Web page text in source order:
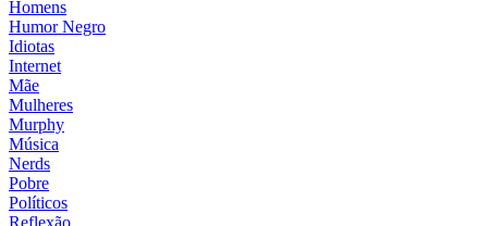
Homens
Humor Negro
Idiotas
Internet
Mãe
Mulheres
Murphy
Música
Nerds
Pobre
Políticos